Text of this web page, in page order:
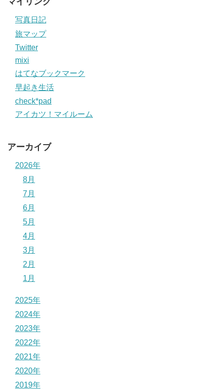
写真日記
旅マップ
Twitter
mixi
はてなブックマーク
早起き生活
check*pad
アイカツ！マイルーム
アーカイブ
2026年
8月
7月
6月
5月
4月
3月
2月
1月
2025年
2024年
2023年
2022年
2021年
2020年
2019年